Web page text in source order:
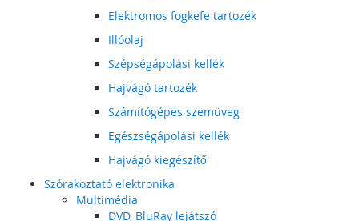
Elektromos fogkefe tartozék
Illóolaj
Szépségápolási kellék
Hajvágó tartozék
Számítógépes szemüveg
Egészségápolási kellék
Hajvágó kiegészítő
Szórakoztató elektronika
Multimédia
DVD, BluRay lejátszó